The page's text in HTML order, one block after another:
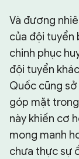
Và đương
của đội tuyển
chinh phục
đội tuyển
Quốc cũng
góp mặt
này khiến cơ
mong manh
chưa thực sự